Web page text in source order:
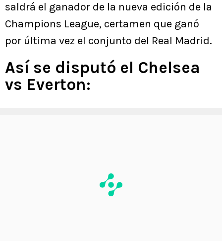
saldrá el ganador de la nueva edición de la
Champions League, certamen que ganó
por última vez el conjunto del Real Madrid.
Así se disputó el Chelsea
vs Everton: